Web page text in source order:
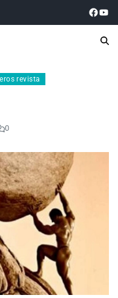
revista
0